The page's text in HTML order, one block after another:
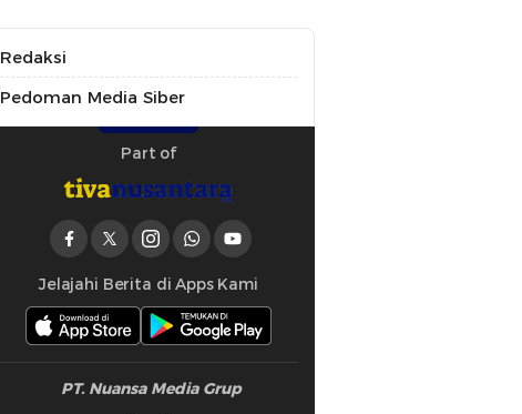
Redaksi
Pedoman Media Siber
Part of
Jelajahi Berita di Apps Kami
PT. Nuansa Media Grup